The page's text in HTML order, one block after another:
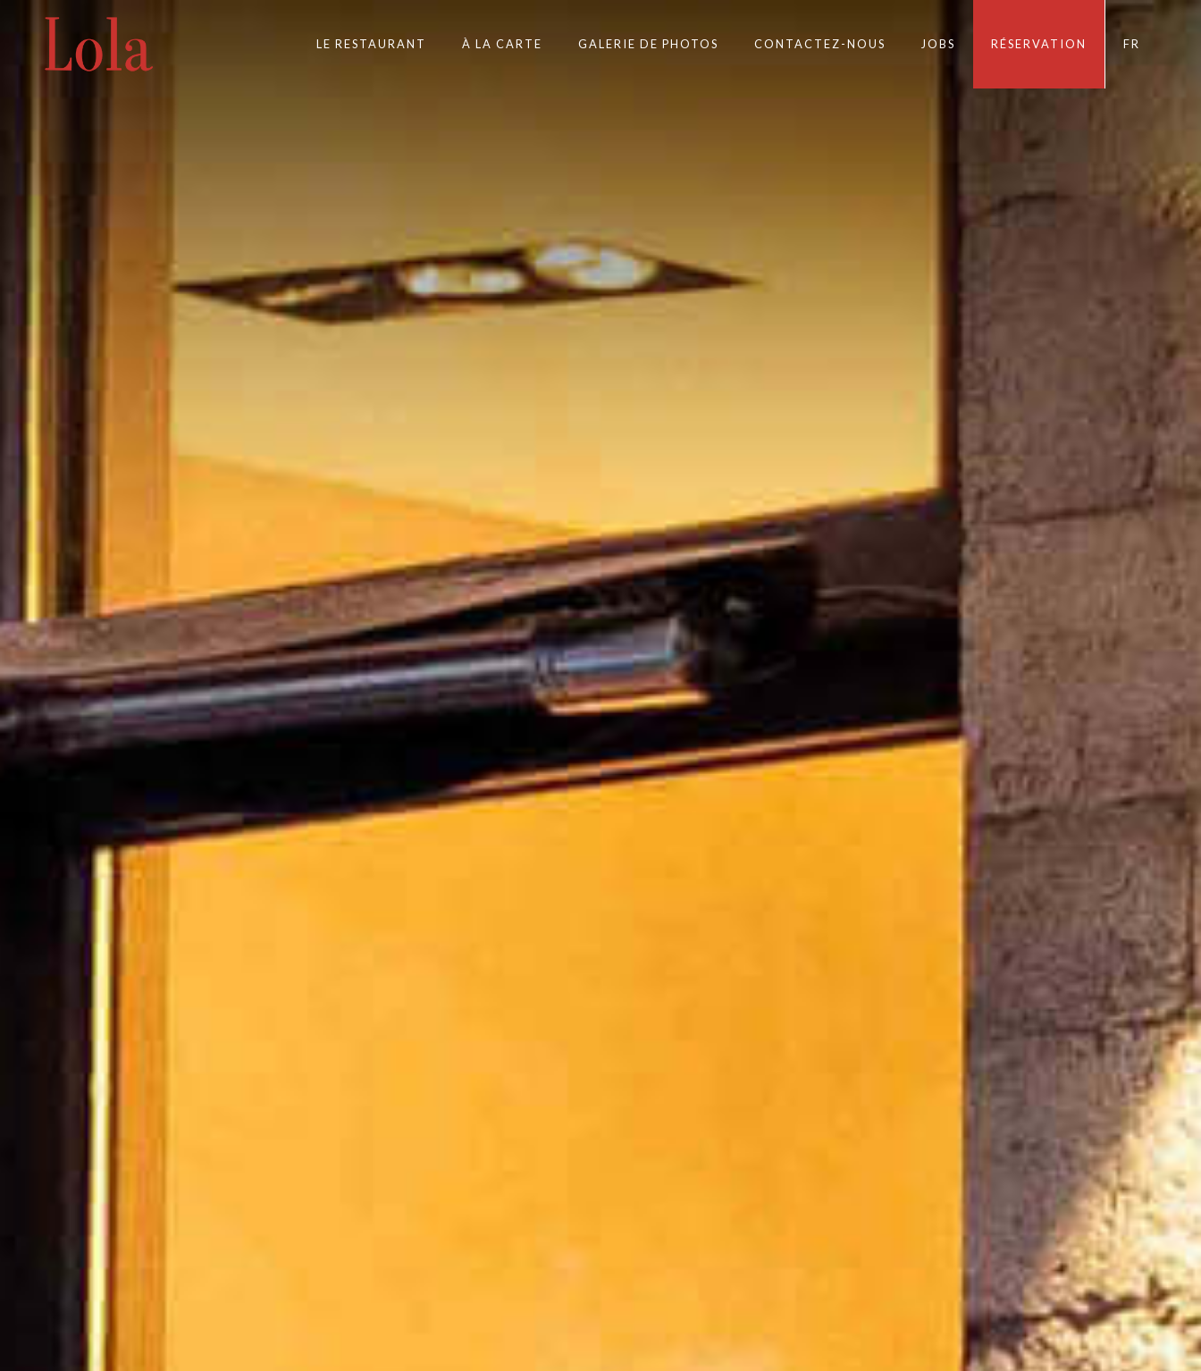
LE RESTAURANT À LA CARTE GALERIE DE PHOTOS CONTACTEZ-NOUS JOBS RÉSERVATION FR